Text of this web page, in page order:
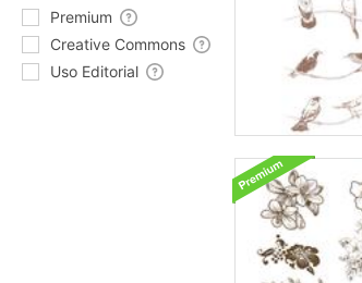
Premium
Creative Commons
Uso Editorial